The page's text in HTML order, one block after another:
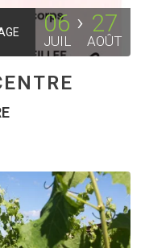
06
JUIL
27
AOÛT